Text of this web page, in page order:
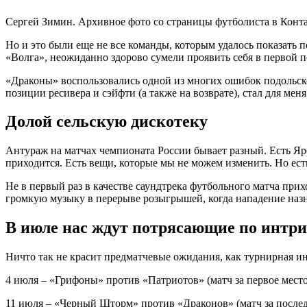
Сергей Зимин. Архивное фото со страницы футболиста в
Но и это были еще не все команды, которым удалось
«Волга», неожиданно здорово сумели проявить себя в первой
«Драконы» воспользовались одной из многих ошибок
позиции ресивера и сэйфти (а также на возврате), стал для
Долой сельскую дискотеку
Антураж на матчах чемпионата России бывает разный. Есть
приходится. Есть вещи, которые мы не можем изменить. Но
Не в первый раз в качестве саундтрека футбольного матча
громкую музыку в перерыве розыгрышей, когда нападение
В июле нас ждут потрясающие по
Ничто так не красит предматчевые ожидания, как турнирная
4 июля – «Грифоны» против «Патриотов» (матч за первое
11 июля – «Черный Шторм» против «Драконов» (матч за